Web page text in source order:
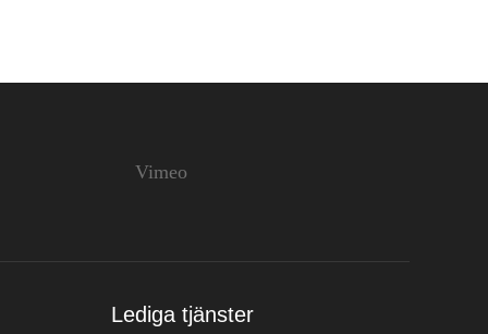
Vimeo
Lediga tjänster